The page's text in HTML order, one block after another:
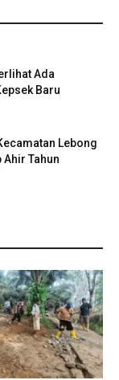
Ada
Baru
Lebong
Ahir Tahun